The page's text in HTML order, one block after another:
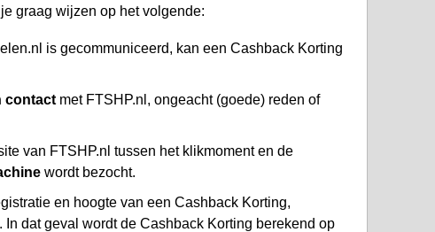
graag wijzen op het volgende:
is gecommuniceerd, kan een Cashback Korting
contact met FTSHP.nl, ongeacht (goede) reden of
van FTSHP.nl tussen het klikmoment en de
wordt bezocht.
en hoogte van een Cashback Korting,
. In dat geval wordt de Cashback Korting berekend op